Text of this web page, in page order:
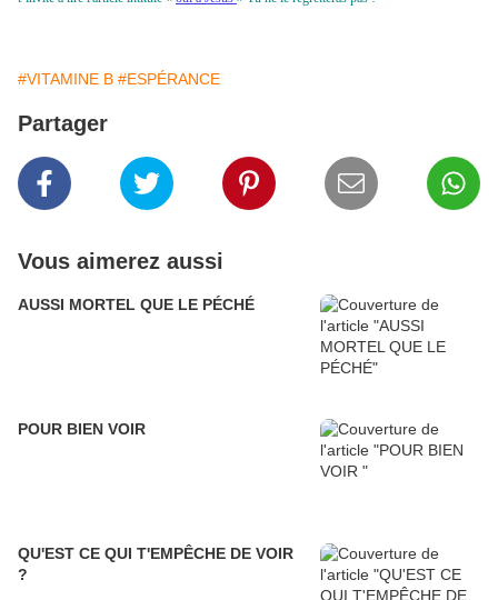
#VITAMINE B #ESPÉRANCE
Partager
Vous aimerez aussi
AUSSI MORTEL QUE LE PÉCHÉ
POUR BIEN VOIR
QU'EST CE QUI T'EMPÊCHE DE VOIR
?